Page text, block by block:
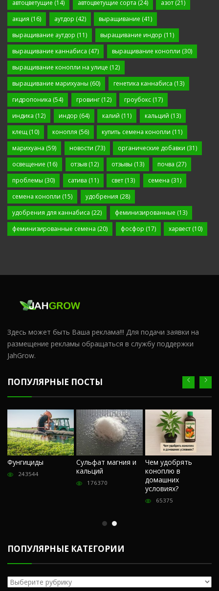
автоцветущие (14) автоцветущие сорта (24) азот (21)
акция (16) аутдор (42) выращивание (41)
выращивание аутдор (11) выращивание индор (11)
выращивание каннабиса (47) выращивание конопли (30)
выращивание конопли на улице (12)
выращивание марихуаны (60) генетика каннабиса (13)
гидропоника (54) гровинг(12) гроубокс (17)
индика (12) индор (64) калий (11) кальций (13)
клещ (10) конопля (56) купить семена конопли (11)
марихуана (59) новости (73) органические добавки (31)
освещение (16) отзыв(12) отзывы (13) почва (27)
проблемы (30) сатива (11) свет (13) семена (31)
семена конопли (15) удобрения (28)
удобрения для каннабиса (22) феминизированные (13)
феминизированные семена (20) фосфор (17) харвест (10)
Здесь может быть Ваша реклама!!! Для подачи заявки на
размещение рекламы обращаться в службу поддержки
JahGrow.
ПОПУЛЯРНЫЕ ПОСТЫ
Фунгициды
243544
Сульфат магния и
кальций
176370
Чем удобрять
коноплю в
домашних
условиях?
65375
ПОПУЛЯРНЫЕ КАТЕГОРИИ
Популярные